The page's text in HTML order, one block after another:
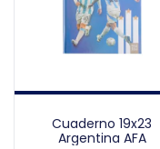
Cuaderno 19x23
Argentina AFA